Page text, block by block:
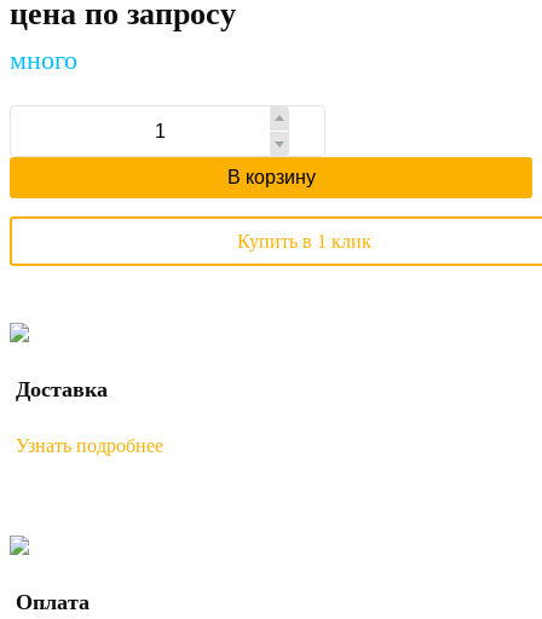
цена по запросу
много
В корзину
Купить в 1 клик
Доставка
Узнать подробнее
Оплата